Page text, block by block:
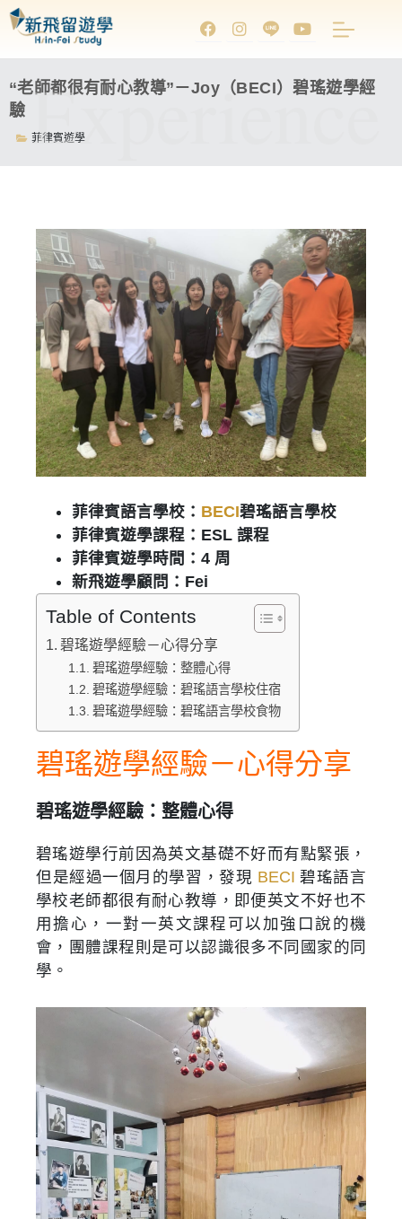
“老師都很有耐心教導”－Joy（BECI）碧瑤遊學經
驗
菲律賓遊學
Experience
菲律賓語言學校： BECI碧瑤語言學校
菲律賓遊學課程：ESL 課程
菲律賓遊學時間：4 周
新飛遊學顧問：Fei
Table of Contents
碧瑤遊學經驗－心得分享
碧瑤遊學經驗：整體心得
碧瑤遊學經驗：碧瑤語言學校住宿
碧瑤遊學經驗：碧瑤語言學校食物
碧瑤遊學經驗－心得分享
碧瑤遊學經驗：整體心得
碧瑤遊學行前因為英文基礎不好而有點緊張，
但是經過一個月的學習，發現 BECI 碧瑤語言
學校老師都很有耐心教導，即便英文不好也不
用擔心，一對一英文課程可以加強口說的機
會，團體課程則是可以認識很多不同國家的同
學。